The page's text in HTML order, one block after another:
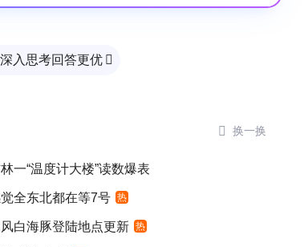
入思考回答更优 
 换一换
一“温度计大楼”读数爆表
全东北都在等7号 热
白海豚登陆地点更新 热